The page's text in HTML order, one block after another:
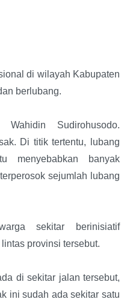
di wilayah Kabupaten
berlubang.
Sudirohusodo.
Di titik tertentu, lubang
banyak
sejumlah lubang
sekitar berinisiatif
provinsi tersebut.
di sekitar jalan tersebut,
ini sudah ada sekitar satu